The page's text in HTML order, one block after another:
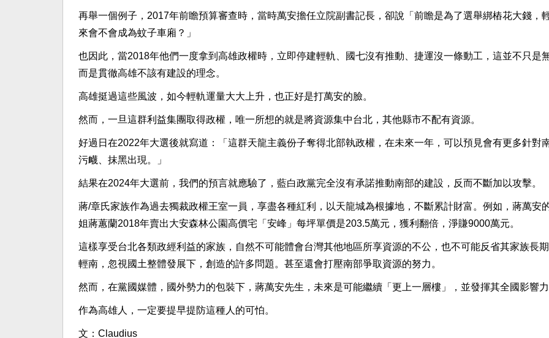
再舉一個例子，2017年前瞻預算審查時，當時萬安擔任立院副書記長，卻說「前瞻是為了選舉綁樁花大錢，
來會不會成為蚊子車廂？」
也因此，當2018年他們一度拿到高雄政權時，立即停建輕軌、國七沒有推動、捷運沒一條動工，這並不只是
而是貫徹高雄不該有建設的理念。
高雄挺過這些風波，如今輕軌運量大大上升，也正好是打萬安的臉。
然而，一旦這群利益集團取得政權，唯一所想的就是將資源集中台北，其他縣市不配有資源。
好過日在2022年大選後就寫道：「這群天龍主義份子奪得北部執政權，在未來一年，可以預見會有更多針對
污衊、抹黑出現。」
結果在2024年大選前，我們的預言就應驗了，藍白政黨完全沒有承諾推動南部的建設，反而不斷加以攻擊。
蔣/章氏家族作為過去獨裁政權王室一員，享盡各種紅利，以天龍城為根據地，不斷累計財富。例如，蔣萬安
姐蔣蕙蘭2018年賣出大安森林公園高價宅「安峰」每坪單價是203.5萬元，獲利翻倍，淨賺9000萬元。
這樣享受台北各類政經利益的家族，自然不可能體會台灣其他地區所享資源的不公，也不可能反省其家族長
輕南，忽視國土整體發展下，創造的許多問題。甚至還會打壓南部爭取資源的努力。
然而，在黨國媒體，國外勢力的包裝下，蔣萬安先生，未來是可能繼續「更上一層樓」，並發揮其全國影響
作為高雄人，一定要提早提防這種人的可怕。
文：Claudius